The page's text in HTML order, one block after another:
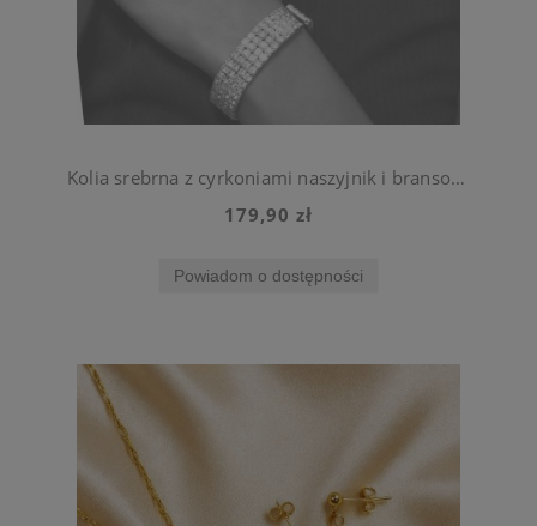
Kolia srebrna z cyrkoniami naszyjnik i bransoletka do sukienki
179,90 zł
Powiadom o dostępności